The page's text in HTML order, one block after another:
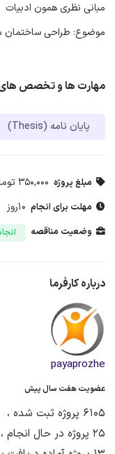
مبانی نظری همون ادبیات
موضوع: طراحی ساختمان
مهارت ها و تخصص های
پایان نامه (Thesis)
مبلغ پروژه 350,000 تومان
مهلت برای انجام 10روز
وضعیت مناقصه
درباره کارفرما
payaprozhe
عضویت هفت سال پیش
6105 پروژه ثبت شده ،
25 پروژه در حال انجام ،